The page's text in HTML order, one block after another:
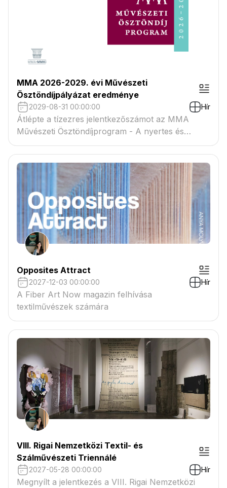
MMA 2026-2029. évi Művészeti
Ösztöndíjpályázat eredménye
2029-08-31 00:00:00 Hír
Átlépte a tízezres jelentkezőszámot az MMA
Művészeti Ösztöndíjprogram - A nyertes és
tartaléklistás pályázók névsora megtekinthető a
csatolmányban
Opposites Attract
2027-12-03 00:00:00 Hír
A Fiber Art Now magazin felhívása
textilművészek számára
VIII. Rigai Nemzetközi Textil- és
Szálművészeti Triennálé
2027-05-28 00:00:00 Hír
Megnyílt a jelentkezés a VIII. Rigai Nemzetközi